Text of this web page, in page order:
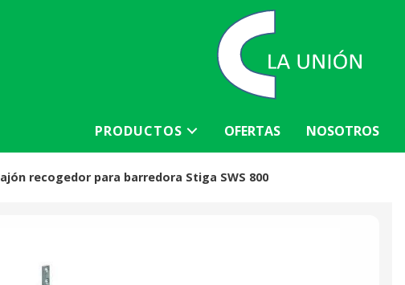
PRODUCTOS OFERTAS NOSOTROS
Cajón recogedor para barredora Stiga SWS 800